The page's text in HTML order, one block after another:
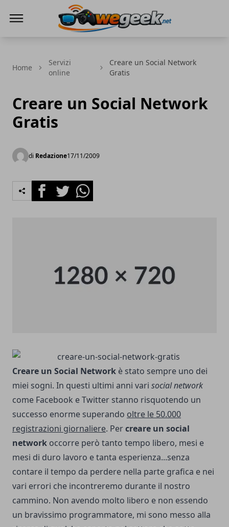
Home
Servizi
online
Creare un Social Network
Gratis
Creare un Social Network
Gratis
di Redazione17/11/2009
FacebookTwitterWhatsapp
Creare un Social Network è stato sempre uno dei
miei sogni. In questi ultimi anni vari social network
come Facebook e Twitter stanno risquotendo un
successo enorme superando oltre le 50.000
registrazioni giornaliere. Percreare un social
network occorre però tanto tempo libero, mesi e
mesi di duro lavoro e tanta esperienza...senza
contare il tempo da perdere nella parte grafica e nei
vari errori che incontreremo durante il nostro
cammino. Non avendo molto libero e non essendo
un bravissimo programmatore, mi sono messo alla